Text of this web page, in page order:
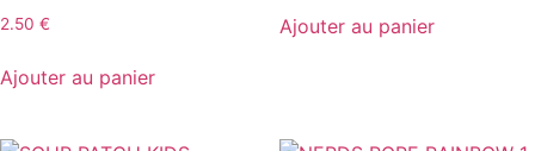
2.50 €
Ajouter au panier
Ajouter au panier